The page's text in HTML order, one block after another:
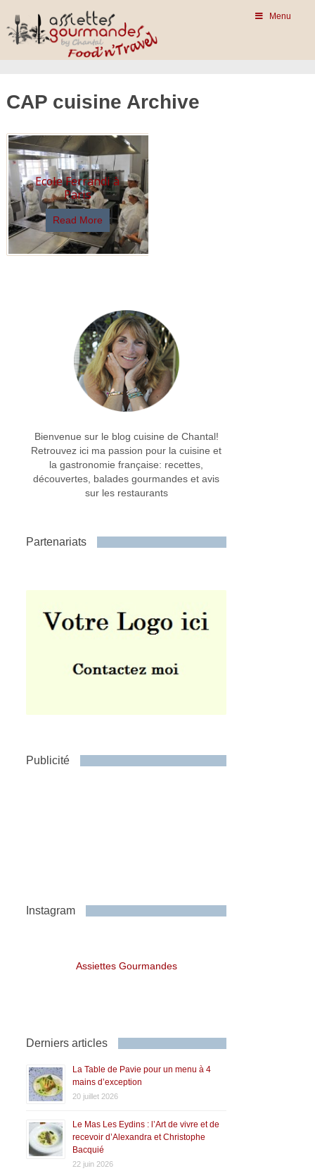
Menu
CAP cuisine Archive
Ecole Ferrandi à
Paris
Read More
Bienvenue sur le blog cuisine de Chantal!
Retrouvez ici ma passion pour la cuisine et
la gastronomie française: recettes,
découvertes, balades gourmandes et avis
sur les restaurants
Partenariats
Publicité
Instagram
Assiettes Gourmandes
Derniers articles
La Table de Pavie pour un menu à 4
mains d’exception
20 juillet 2026
Le Mas Les Eydins : l’Art de vivre et de
recevoir d’Alexandra et Christophe
Bacquié
22 juin 2026